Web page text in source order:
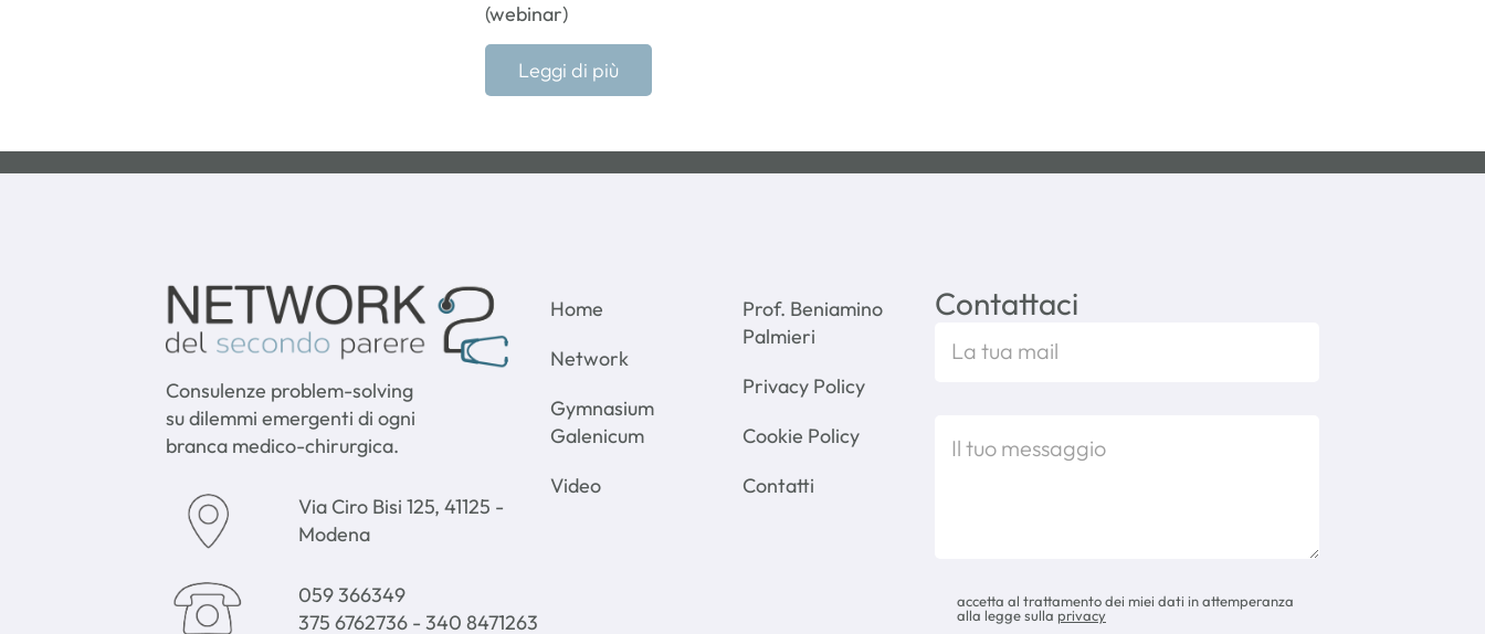
(webinar)
Leggi di più
Consulenze problem-solving
su dilemmi emergenti di ogni
branca medico-chirurgica.
Via Ciro Bisi 125, 41125 -
Modena
059 366349
375 6762736 - 340 8471263
Home
Network
Gymnasium
Galenicum
Video
Prof. Beniamino
Palmieri
Privacy Policy
Cookie Policy
Contatti
Contattaci
accetta al trattamento dei miei dati in attemperanza
alla legge sulla privacy